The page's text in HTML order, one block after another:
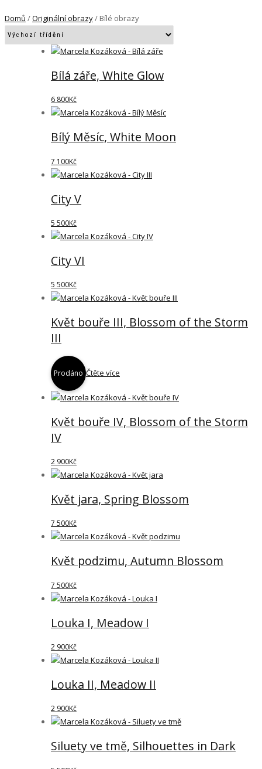
Domů /Originální obrazy/ Bílé obrazy
Bílá záře, White Glow
6 800Kč
Bílý Měsíc, White Moon
7 100Kč
City V
5 500Kč
City VI
5 500Kč
Květ bouře III, Blossom of the Storm
III
Prodáno Čtěte více
Květ bouře IV, Blossom of the Storm
IV
2 900Kč
Květ jara, Spring Blossom
7 500Kč
Květ podzimu, Autumn Blossom
7 500Kč
Louka I, Meadow I
2 900Kč
Louka II, Meadow II
2 900Kč
Siluety ve tmě, Silhouettes in Dark